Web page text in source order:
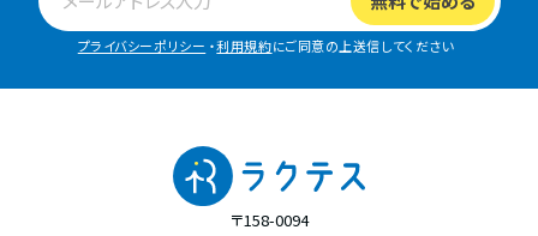
プライバシーポリシー ・利用規約にご同意の上送信してください
〒158-0094